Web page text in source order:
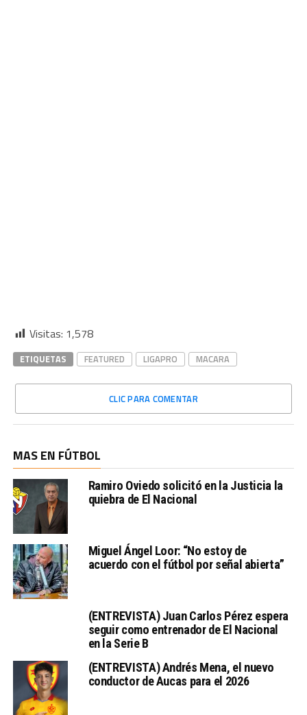
Visitas: 1,578
ETIQUETAS FEATURED LIGAPRO MACARA
CLIC PARA COMENTAR
MAS EN FÚTBOL
Ramiro Oviedo solicitó en la Justicia la
quiebra de El Nacional
Miguel Ángel Loor: “No estoy de
acuerdo con el fútbol por señal abierta”
(ENTREVISTA) Juan Carlos Pérez espera
seguir como entrenador de El Nacional
en la Serie B
(ENTREVISTA) Andrés Mena, el nuevo
conductor de Aucas para el 2026